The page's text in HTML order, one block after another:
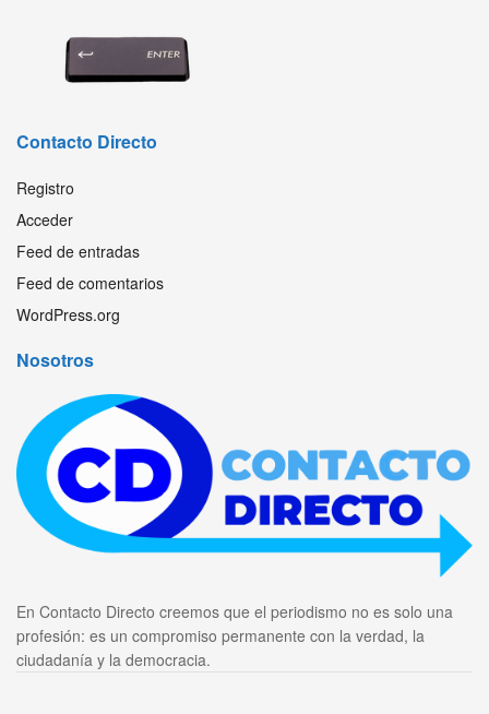
Contacto Directo
Registro
Acceder
Feed de entradas
Feed de comentarios
WordPress.org
Nosotros
En Contacto Directo creemos que el periodismo no es solo una
profesión: es un compromiso permanente con la verdad, la
ciudadanía y la democracia.